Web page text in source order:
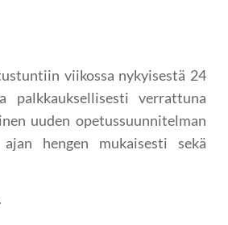
viikossa nykyisestä 24
palkkauksellisesti verrattuna
uuden opetussuunnitelman
hengen mukaisesti sekä